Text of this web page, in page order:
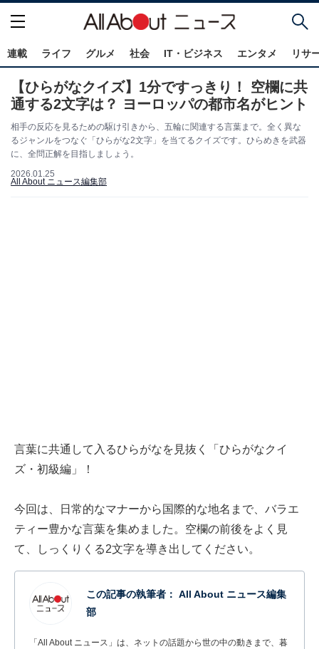
連載 ライフ グルメ 社会 IT・ビジネス エンタメ リサ
【ひらがなクイズ】1分ですっきり！ 空欄に共
通する2文字は？ ヨーロッパの都市名がヒント
相手の反応を見るための駆け引きから、五輪に関連する言葉まで。全く異な
るジャンルをつなぐ「ひらがな2文字」を当てるクイズです。ひらめきを武器
に、全問正解を目指しましょう。
2026.01.25
All About ニュース編集部
言葉に共通して入るひらがなを見抜く「ひらがなクイ
ズ・初級編」！
今回は、日常的なマナーから国際的な地名まで、バラエ
ティー豊かな言葉を集めました。空欄の前後をよく見
て、しっくりくる2文字を導き出してください。
この記事の執筆者： All About ニュース編集
部
「All About ニュース」は、ネットの話題から世の中の動きまで、暮